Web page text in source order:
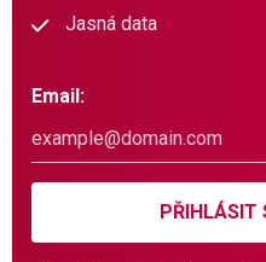
Jasná data
Email:
PŘIHLÁSIT